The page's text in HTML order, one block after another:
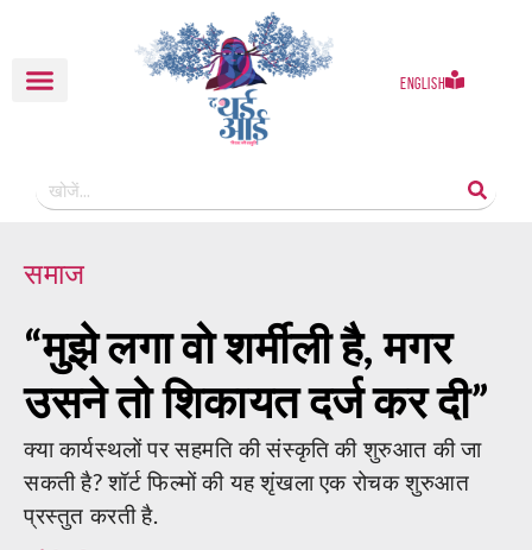
English
समाज
“मुझे लगा वो शर्मीली है, मगर
उसने तो शिकायत दर्ज कर दी”
क्या कार्यस्थलों पर सहमति की संस्कृति की शुरुआत की जा
सकती है? शॉर्ट फिल्मों की यह शृंखला एक रोचक शुरुआत
प्रस्तुत करती है.